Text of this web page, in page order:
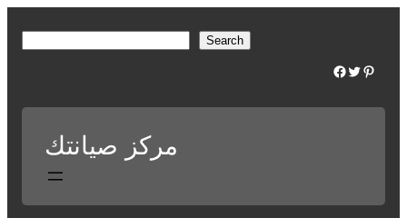
r
Search
Facebook Twitter Pinterest
مركز صيانتك